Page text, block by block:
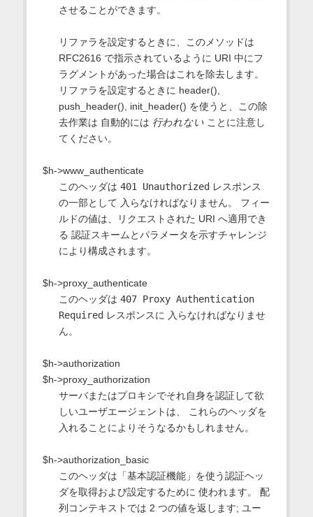
させることができます。
リファラを設定するときに、このメソッドは
RFC2616 で指示されているように URI 中にフ
ラグメントがあった場合はこれを除去します。
リファラを設定するときに header(),
push_header(), init_header() を使うと、この除
去作業は 自動的には 行われないことに注意し
てください。
$h->www_authenticate
このヘッダは 401 Unauthorized レスポンス
の一部として 入らなければなりません。 フィー
ルドの値は、リクエストされた URI へ適用でき
る 認証スキームとパラメータを示すチャレンジ
により構成されます。
$h->proxy_authenticate
このヘッダは 407 Proxy Authentication
Required レスポンスに 入らなければなりませ
ん。
$h->authorization
$h->proxy_authorization
サーバまたはプロキシでそれ自身を認証して欲
しいユーザエージェントは、 これらのヘッダを
入れることによりそうなるかもしれません。
$h->authorization_basic
このヘッダは「基本認証機能」を使う認証ヘッ
ダを取得および設定するために 使われます。 配
列コンテキストでは 2 つの値を返します; ユー